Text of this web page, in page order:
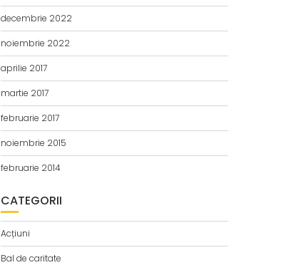
decembrie 2022
noiembrie 2022
aprilie 2017
martie 2017
februarie 2017
noiembrie 2015
februarie 2014
CATEGORII
Acțiuni
Bal de caritate